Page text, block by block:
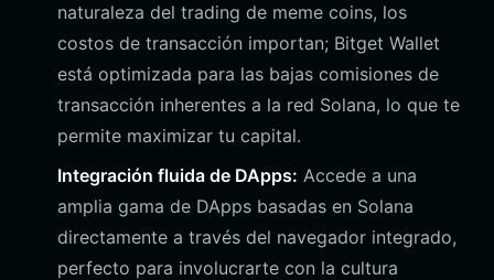
naturaleza del trading de meme coins, los
costos de transacción importan; Bitget Wallet
está optimizada para las bajas comisiones de
transacción inherentes a la red Solana, lo que te
permite maximizar tu capital.
Integración fluida de DApps: Accede a una
amplia gama de DApps basadas en Solana
directamente a través del navegador integrado,
perfecto para involucrarte con la cultura